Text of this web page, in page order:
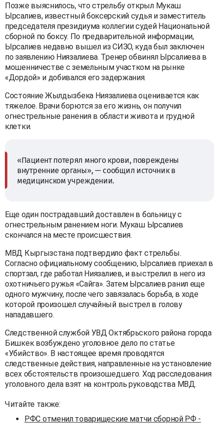
Позже выяснилось, что стрельбу открыл Мукаш
Ырсалиев, известный боксерский судья и заместитель
председателя президиума коллегии судей Национальной
сборной по боксу. По предварительной информации,
Ырсалиев недавно вышел из СИЗО, куда был заключен
по заявлению Ниязалиева. Тренер обвинял Ырсалиева в
мошенничестве с земельным участком на рынке
«Дордой» и добивался его задержания.
Состояние Жылдызбека Ниязалиева оценивается как
тяжелое. Врачи борются за его жизнь, он получил
огнестрельные ранения в области живота и грудной
клетки.
«Пациент потерял много крови, повреждены
внутренние органы», — сообщил источник в
медицинском учреждении.
Еще один пострадавший доставлен в больницу с
огнестрельным ранением ноги. Мукаш Ырсалиев
скончался на месте происшествия.
МВД Кыргызстана подтвердило факт стрельбы.
Согласно официальному сообщению, Ырсалиев приехал в
спортзал, где работал Ниязалиев, и выстрелил в него из
охотничьего ружья «Сайга». Затем Ырсалиев ранил еще
одного мужчину, после чего завязалась борьба, в ходе
которой произошел случайный выстрел в голову
нападавшего.
Следственной службой УВД Октябрьского района города
Бишкек возбуждено уголовное дело по статье
«Убийство». В настоящее время проводятся
следственные действия, направленные на установление
всех обстоятельств произошедшего. Ход расследования
уголовного дела взят на контроль руководства МВД.
Читайте также:
РФС отменил товарищеские матчи сборной РФ -